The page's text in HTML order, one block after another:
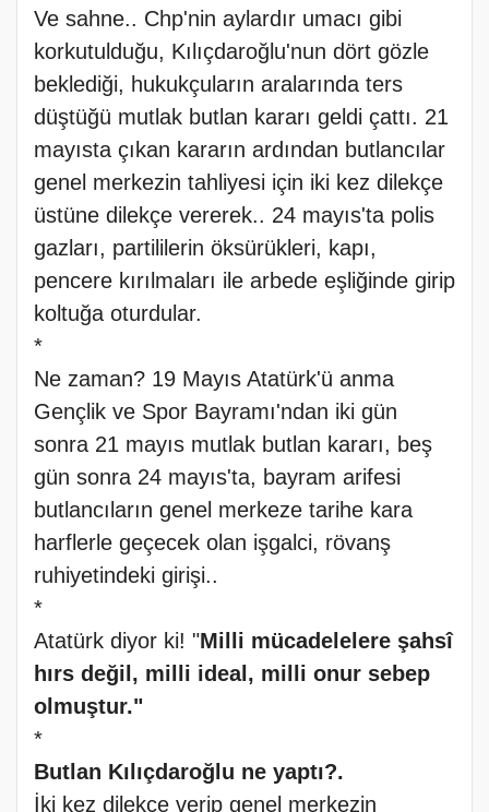
Ve sahne.. Chp'nin aylardır umacı gibi
korkutulduğu, Kılıçdaroğlu'nun dört gözle
beklediği, hukukçuların aralarında ters
düştüğü mutlak butlan kararı geldi çattı. 21
mayısta çıkan kararın ardından butlancılar
genel merkezin tahliyesi için iki kez dilekçe
üstüne dilekçe vererek.. 24 mayıs'ta polis
gazları, partililerin öksürükleri, kapı,
pencere kırılmaları ile arbede eşliğinde girip
koltuğa oturdular.
*
Ne zaman? 19 Mayıs Atatürk'ü anma
Gençlik ve Spor Bayramı'ndan iki gün
sonra 21 mayıs mutlak butlan kararı, beş
gün sonra 24 mayıs'ta, bayram arifesi
butlancıların genel merkeze tarihe kara
harflerle geçecek olan işgalci, rövanş
ruhiyetindeki girişi..
*
Atatürk diyor ki! "Milli mücadelelere şahsî
hırs değil, milli ideal, milli onur sebep
olmuştur."
*
Butlan Kılıçdaroğlu ne yaptı?.
İki kez dilekçe verip genel merkezin